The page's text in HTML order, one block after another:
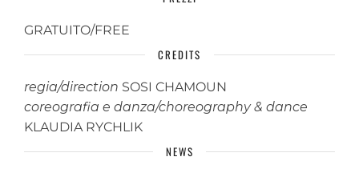
GRATUITO/FREE
CREDITS
regia/direction SOSI CHAMOUN
coreografia e danza/choreography & dance
KLAUDIA RYCHLIK
NEWS